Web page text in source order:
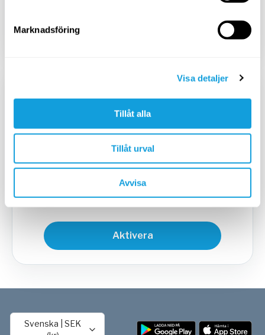
Marknadsföring
Visa detaljer
Tillåt alla
Tillåt urval
Avvisa
SEK
599
Avbryt när du vill
Aktivera
Svenska |SEK